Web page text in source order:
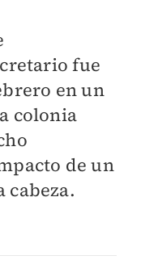
fue
en un
colonia
de un
cabeza.